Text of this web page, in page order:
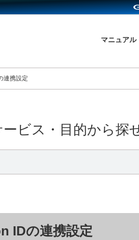
マニュアル
連携設定
ビス・目的から探
IDの連携設定